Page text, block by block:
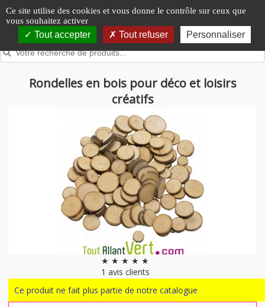
Panneau de gestion des cookies
Ce site utilise des cookies et vous donne le contrôle sur ceux que
vous souhaitez activer
Tout accepter Tout refuser Personnaliser
Rondelles en bois pour déco et loisirs
créatifs
★ ★ ★ ★ ★
1 avis clients
Ce produit ne fait plus partie de notre catalogue